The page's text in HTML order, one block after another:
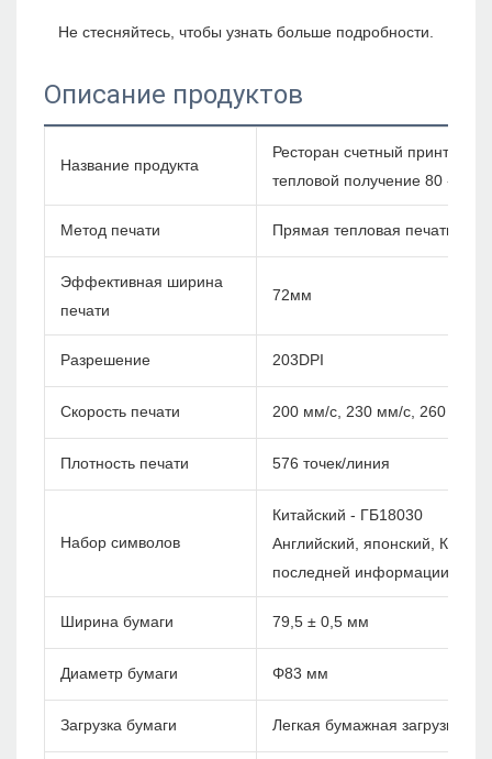
Описание продуктов
Название продукта
Ресторан счетный принтер
тепловой получение 80 -мм
Метод печати Прямая тепловая печать
Эффективная ширина
печати
72мм
Разрешение 203DPI
Скорость печати 200 мм/с, 230 мм/с, 260 мм/с
Плотность печати 576 точек/линия
Набор символов
Китайский - ГБ18030
Английский, японский, Корея
последней информации)
Ширина бумаги 79,5 ± 0,5 мм
Диаметр бумаги Φ83 мм
Загрузка бумаги Легкая бумажная загрузка